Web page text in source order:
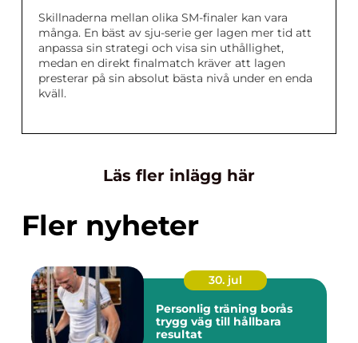
Skillnaderna mellan olika SM-finaler kan vara
många. En bäst av sju-serie ger lagen mer tid att
anpassa sin strategi och visa sin uthållighet,
medan en direkt finalmatch kräver att lagen
presterar på sin absolut bästa nivå under en enda
kväll.
Läs fler inlägg här
Fler nyheter
30. jul
Personlig träning borås
trygg väg till hållbara
resultat